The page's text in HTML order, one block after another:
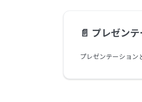
📄️ プレゼン